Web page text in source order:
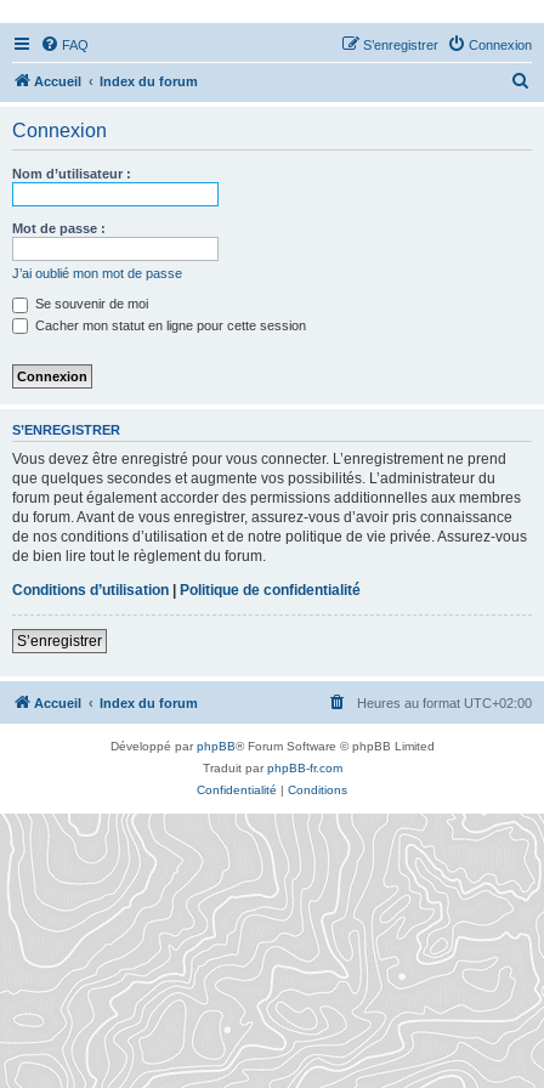
FAQ Connexion
S’enregistrer
Accueil Index du forum
Connexion
Nom d’utilisateur :
Mot de passe :
J’ai oublié mon mot de passe
Se souvenir de moi
Cacher mon statut en ligne pour cette session
S’ENREGISTRER
Vous devez être enregistré pour vous connecter. L’enregistrement ne prend
que quelques secondes et augmente vos possibilités. L’administrateur du
forum peut également accorder des permissions additionnelles aux membres
du forum. Avant de vous enregistrer, assurez-vous d’avoir pris connaissance
de nos conditions d’utilisation et de notre politique de vie privée. Assurez-vous
de bien lire tout le règlement du forum.
Conditions d’utilisation | Politique de confidentialité
S’enregistrer
Accueil Index du forum Heures au format UTC+02:00
Développé parphpBB® Forum Software © phpBB Limited
Traduit parphpBB-fr.com
Confidentialité | Conditions